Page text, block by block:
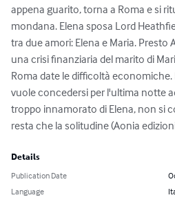
appena guarito, torna a Roma e si
mondana. Elena sposa Lord
tra due amori: Elena e Maria. Presto
una crisi finanziaria del marito di
Roma date le difficoltà economiche.
vuole concedersi per l'ultima notte
troppo innamorato di Elena, non si
resta che la solitudine (Aonia
Details
Publication Date
Language